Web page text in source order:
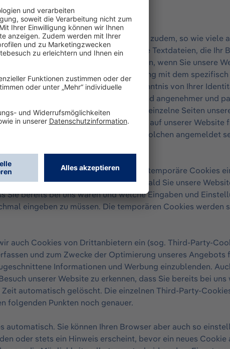
Cookie-Einstellungen
möglich zu gestalten, verwenden wir zudem, so wie viele
Technologien. Cookies sind kleine Textdateien, die Ihr
(z.B. Laptop) gespeichert werden, wenn Sie unsere
die sich jeweils im Zusammenhang mit dem
dass wir dadurch unmittelbar Kenntnis von Ihrer
unserer Angebote für Sie fortlaufend angenehmer und
ein, um zu erkennen, dass Sie einzelne Seiten
auch einzelne Produkte, die Sie auf unserer Website
Kundenkonto anlegen bzw. in einem solchen angemeldet
Zweck der Benutzerfreundlichkeit sog. temporäre Cookies
Endgerät gespeichert werden. Sobald Sie unsere
Sie bereits bei uns waren und welche Eingaben und
eingeben zu müssen. Die temporären Cookies werden
auch Cookies von Drittanbietern ein (sog. Third-Party-
und zum Zwecke der Optimierung unseres Angebots
Informationen und Werbung einzublenden.
unserer Website zu erkennen, dass Sie bereits bei uns
automatisch gelöscht. Die einzelnen Third-Party-
folgenden Punkten noch genauer.
automatisch. Sie können Ihren Browser aber auch so
oder stets ein Hinweis erscheint, bevor ein neues